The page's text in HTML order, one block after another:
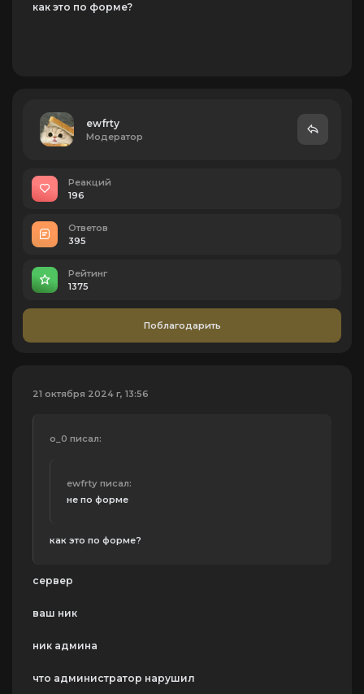
как это по форме?
ewfrtу
Модератор
Реакций
196
Ответов
395
Рейтинг
1375
Поблагодарить
21 октября 2024 г, 13:56
o_0 писал:
ewfrtу писал:
не по форме
как это по форме?
сервер
ваш ник
ник админа
что администратор нарушил